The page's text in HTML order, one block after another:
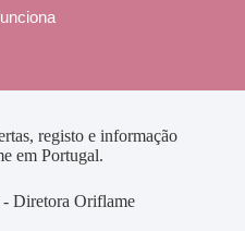
registo e informação
em Portugal.
- Diretora Oriflame